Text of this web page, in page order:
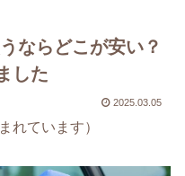
ならどこが安い？
した
2025.03.05
れています）